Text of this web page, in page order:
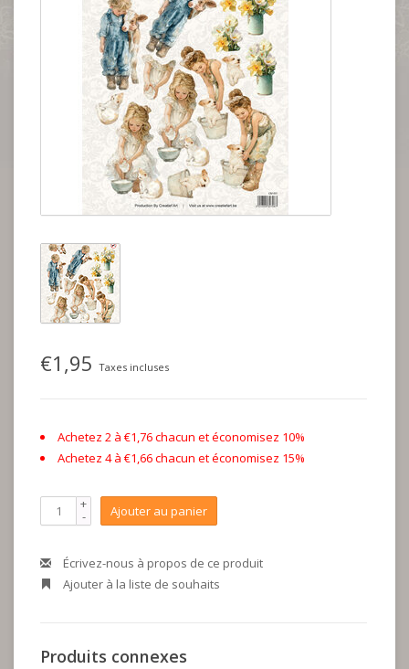
€1,95 Taxes incluses
Achetez 2 à €1,76 chacun et économisez 10%
Achetez 4 à €1,66 chacun et économisez 15%
+
- Ajouter au panier
Écrivez-nous à propos de ce produit
Ajouter à la liste de souhaits
Produits connexes